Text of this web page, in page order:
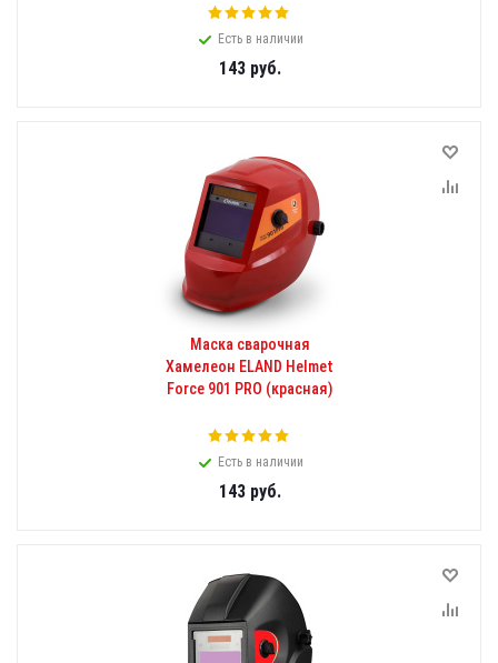
Есть в наличии
143руб.
Маска сварочная
Хамелеон ELAND Helmet
Force 901 PRO (красная)
Есть в наличии
143руб.